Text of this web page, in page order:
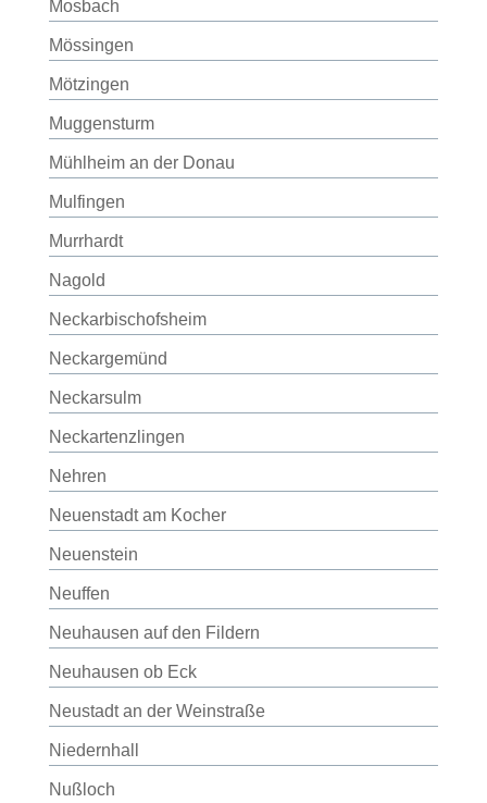
Mosbach
Mössingen
Mötzingen
Muggensturm
Mühlheim an der Donau
Mulfingen
Murrhardt
Nagold
Neckarbischofsheim
Neckargemünd
Neckarsulm
Neckartenzlingen
Nehren
Neuenstadt am Kocher
Neuenstein
Neuffen
Neuhausen auf den Fildern
Neuhausen ob Eck
Neustadt an der Weinstraße
Niedernhall
Nußloch